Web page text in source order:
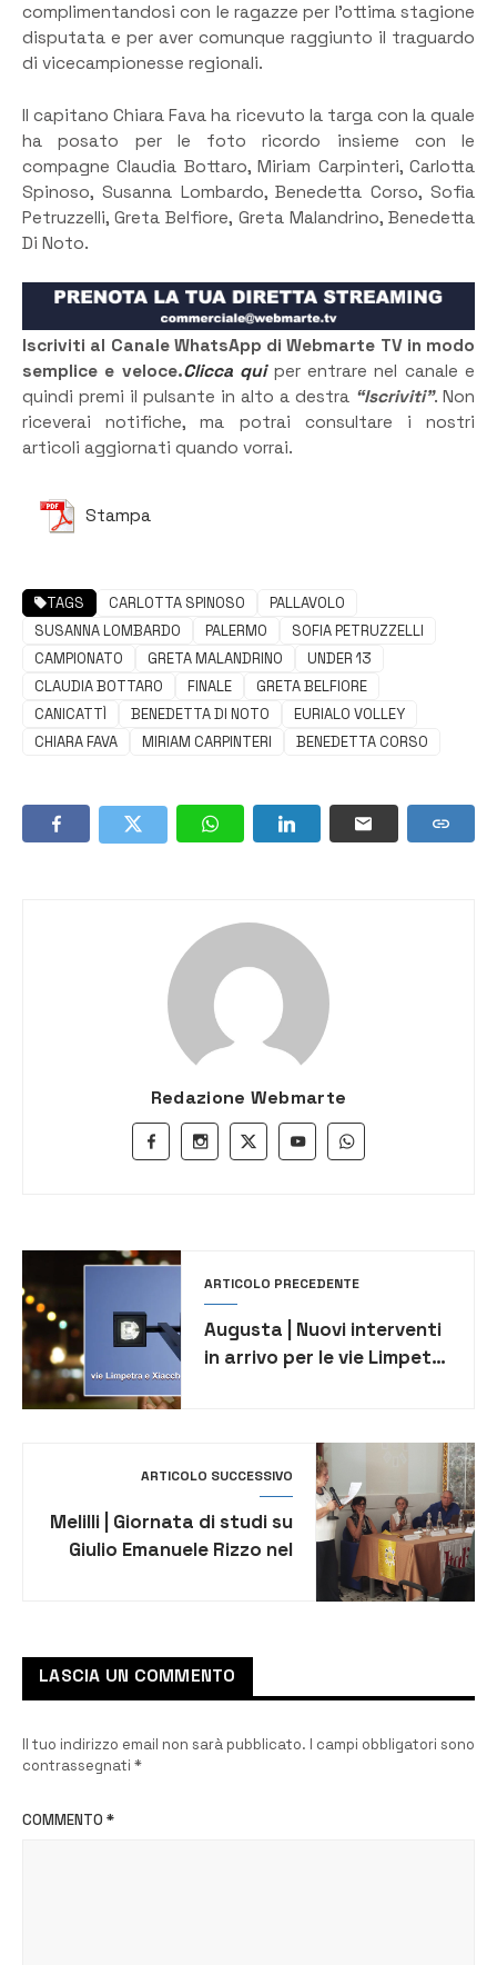
complimentandosi con le ragazze per l’ottima stagione
disputata e per aver comunque raggiunto il traguardo
di vicecampionesse regionali.
Il capitano Chiara Fava ha ricevuto la targa con la quale
ha posato per le foto ricordo insieme con le
compagne Claudia Bottaro, Miriam Carpinteri, Carlotta
Spinoso, Susanna Lombardo, Benedetta Corso, Sofia
Petruzzelli, Greta Belfiore, Greta Malandrino, Benedetta
Di Noto.
Iscriviti al Canale WhatsApp di Webmarte TV in modo
semplice e veloce.Clicca quiper entrare nel canale e
quindi premi il pulsante in alto a destra “Iscriviti”. Non
riceverai notifiche, ma potrai consultare i nostri
articoli aggiornati quando vorrai.
Stampa
TAGS CARLOTTA SPINOSO
PALLAVOLO
SUSANNA LOMBARDO
PALERMO
SOFIA PETRUZZELLI
CAMPIONATO
GRETA MALANDRINO
UNDER 13
CLAUDIA BOTTARO
FINALE
GRETA BELFIORE
CANICATTÌ
BENEDETTA DI NOTO
EURIALO VOLLEY
CHIARA FAVA
MIRIAM CARPINTERI BENEDETTA CORSO
Redazione Webmarte
ARTICOLO PRECEDENTE
Augusta | Nuovi interventi
in arrivo per le vie Limpetra
ARTICOLO SUCCESSIVO
Melilli | Giornata di studi su
Giulio Emanuele Rizzo nel
LASCIA UN COMMENTO
Il tuo indirizzo email non sarà pubblicato. I campi obbligatori sono
contrassegnati *
COMMENTO *